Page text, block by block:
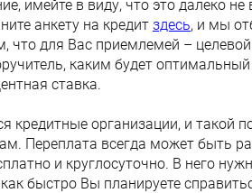
имейте в виду, что это далеко
анкету на кредит здесь, и мы
для Вас приемлемей – целевой
каким будет
ставка.
кредитные организации, и такой
Переплата всегда может быть
и круглосуточно. В него
быстро Вы планируете